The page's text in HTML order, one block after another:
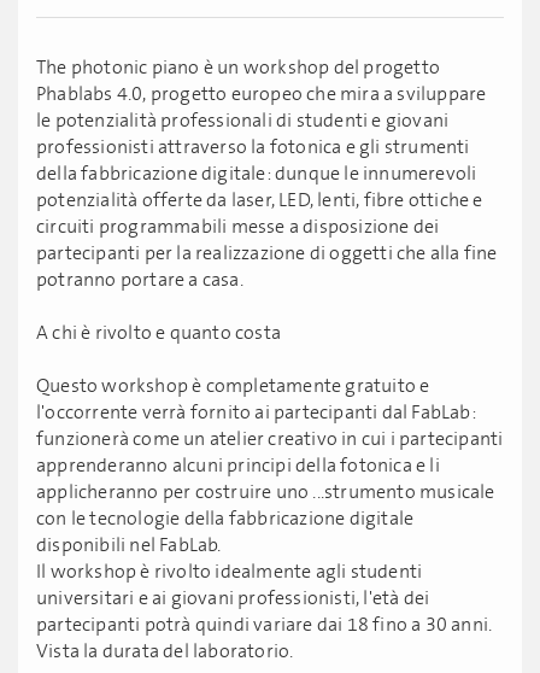
The photonic piano è un workshop del progetto
Phablabs 4.0, progetto europeo che mira a sviluppare
le potenzialità professionali di studenti e giovani
professionisti attraverso la fotonica e gli strumenti
della fabbricazione digitale: dunque le innumerevoli
potenzialità offerte da laser, LED, lenti, fibre ottiche e
circuiti programmabili messe a disposizione dei
partecipanti per la realizzazione di oggetti che alla fine
potranno portare a casa.
A chi è rivolto e quanto costa
Questo workshop è completamente gratuito e
l'occorrente verrà fornito ai partecipanti dal FabLab:
funzionerà come un atelier creativo in cui i partecipanti
apprenderanno alcuni principi della fotonica e li
applicheranno per costruire uno ...strumento musicale
con le tecnologie della fabbricazione digitale
disponibili nel FabLab.
Il workshop è rivolto idealmente agli studenti
universitari e ai giovani professionisti, l'età dei
partecipanti potrà quindi variare dai 18 fino a 30 anni.
Vista la durata del laboratorio.